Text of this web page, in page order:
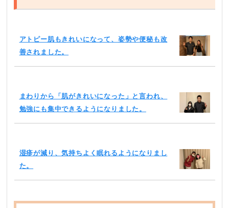
アトピー肌もきれいになって、姿勢や便秘も改
善されました。
まわりから「肌がきれいになった」と言われ、
勉強にも集中できるようになりました。
湿疹が減り、気持ちよく眠れるようになりまし
た。